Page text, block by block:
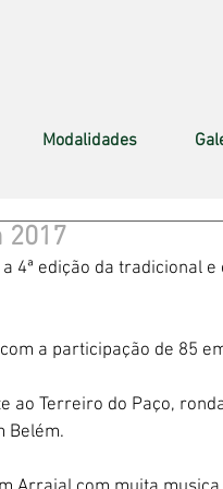
Modalidades
2017
4ª edição da tradicional
a participação de 85
ao Terreiro do Paço,
Belém.